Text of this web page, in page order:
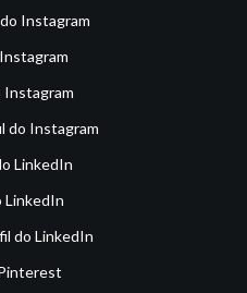
Instagram
Instagram
do Instagram
LinkedIn
LinkedIn
do LinkedIn